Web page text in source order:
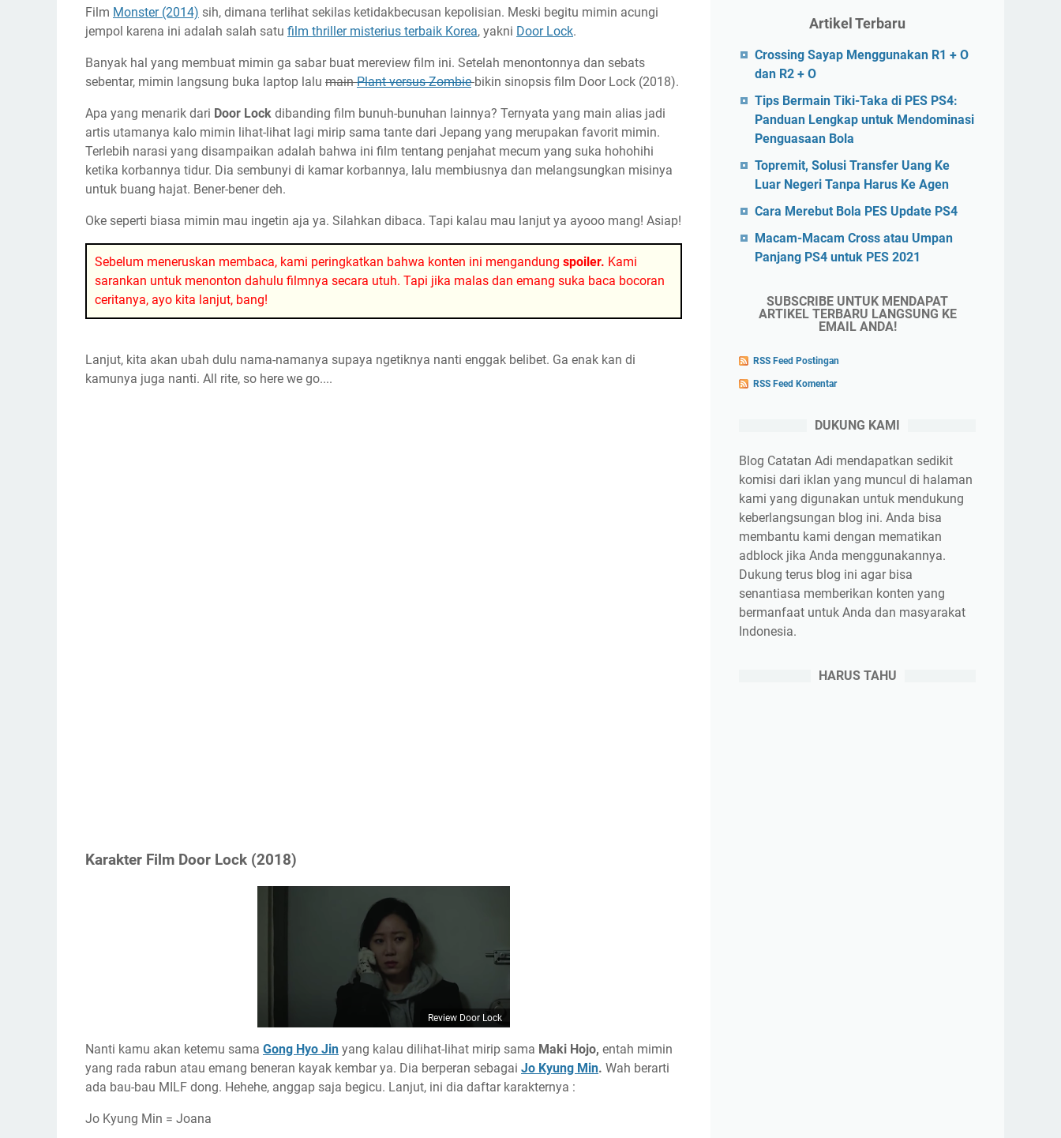
Film Monster (2014) sih, dimana terlihat sekilas ketidakbecusan kepolisian. Meski begitu mimin acungi
jempol karena ini adalah salah satu film thriller misterius terbaik Korea, yakni Door Lock.
Banyak hal yang membuat mimin ga sabar buat mereview film ini. Setelah menontonnya dan sebats
sebentar, mimin langsung buka laptop lalu mainPlant versus Zombie bikin sinopsis film Door Lock (2018).
Apa yang menarik dari Door Lock dibanding film bunuh-bunuhan lainnya? Ternyata yang main alias jadi
artis utamanya kalo mimin lihat-lihat lagi mirip sama tante dari Jepang yang merupakan favorit mimin.
Terlebih narasi yang disampaikan adalah bahwa ini film tentang penjahat mecum yang suka hohohihi
ketika korbannya tidur. Dia sembunyi di kamar korbannya, lalu membiusnya dan melangsungkan misinya
untuk buang hajat. Bener-bener deh.
Oke seperti biasa mimin mau ingetin aja ya. Silahkan dibaca. Tapi kalau mau lanjut ya ayooo mang! Asiap!
Sebelum meneruskan membaca, kami peringkatkan bahwa konten ini mengandung spoiler. Kami
sarankan untuk menonton dahulu filmnya secara utuh. Tapi jika malas dan emang suka baca bocoran
ceritanya, ayo kita lanjut, bang!
Lanjut, kita akan ubah dulu nama-namanya supaya ngetiknya nanti enggak belibet. Ga enak kan di
kamunya juga nanti. All rite, so here we go....
Karakter Film Door Lock (2018)
Review Door Lock
Nanti kamu akan ketemu sama Gong Hyo Jin yang kalau dilihat-lihat mirip sama Maki Hojo, entah mimin
yang rada rabun atau emang beneran kayak kembar ya. Dia berperan sebagai Jo Kyung Min. Wah berarti
ada bau-bau MILF dong. Hehehe, anggap saja begicu. Lanjut, ini dia daftar karakternya :
Jo Kyung Min = Joana
Artikel Terbaru
Crossing Sayap Menggunakan R1 + O
dan R2 + O
Tips Bermain Tiki-Taka di PES PS4:
Panduan Lengkap untuk Mendominasi
Penguasaan Bola
Topremit, Solusi Transfer Uang Ke
Luar Negeri Tanpa Harus Ke Agen
Cara Merebut Bola PES Update PS4
Macam-Macam Cross atau Umpan
Panjang PS4 untuk PES 2021
SUBSCRIBE UNTUK MENDAPAT
ARTIKEL TERBARU LANGSUNG KE
EMAIL ANDA!
RSS Feed Postingan
RSS Feed Komentar
DUKUNG KAMI
Blog Catatan Adi mendapatkan sedikit
komisi dari iklan yang muncul di halaman
kami yang digunakan untuk mendukung
keberlangsungan blog ini. Anda bisa
membantu kami dengan mematikan
adblock jika Anda menggunakannya.
Dukung terus blog ini agar bisa
senantiasa memberikan konten yang
bermanfaat untuk Anda dan masyarakat
Indonesia.
HARUS TAHU